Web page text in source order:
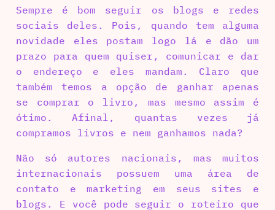
Sempre é bom seguir os blogs e redes
sociais deles. Pois, quando tem alguma
novidade eles postam logo lá e dão um
prazo para quem quiser, comunicar e dar
o endereço e eles mandam. Claro que
também temos a opção de ganhar apenas
se comprar o livro, mas mesmo assim é
ótimo. Afinal, quantas vezes já
compramos livros e nem ganhamos nada?
Não só autores nacionais, mas muitos
internacionais possuem uma área de
contato e marketing em seus sites e
blogs. E você pode seguir o roteiro que